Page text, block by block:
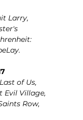
Larry,
of Us,
Evil Village,
Row,